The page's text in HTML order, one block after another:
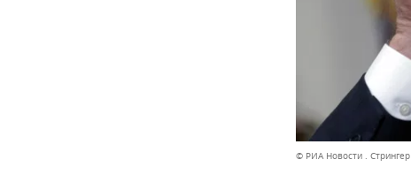
© РИА Новости . Стрингер